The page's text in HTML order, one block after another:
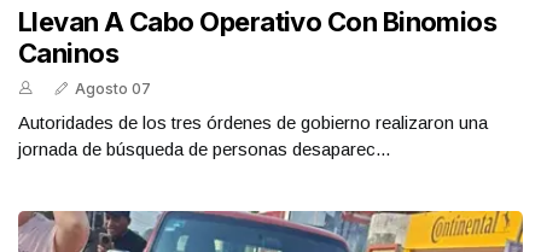
Llevan A Cabo Operativo Con Binomios
Caninos
Agosto 07
Autoridades de los tres órdenes de gobierno realizaron una
jornada de búsqueda de personas desaparec...